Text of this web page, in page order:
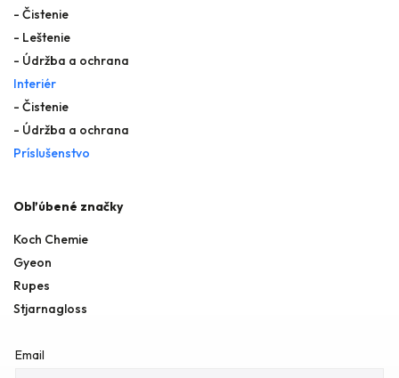
- Čistenie
- Leštenie
- Údržba a ochrana
Interiér
- Čistenie
- Údržba a ochrana
Príslušenstvo
Obľúbené značky
Koch Chemie
Gyeon
Rupes
Stjarnagloss
Email